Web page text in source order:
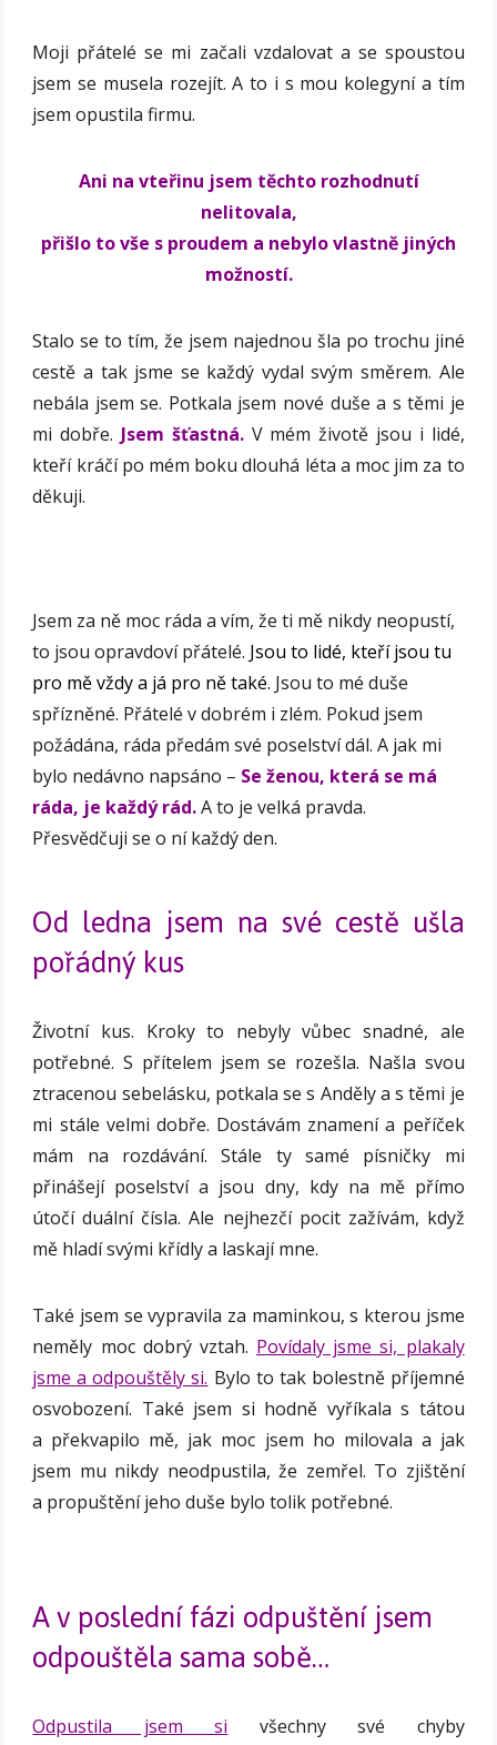
Moji přátelé se mi začali vzdalovat a se spoustou
jsem se musela rozejít. A to i s mou kolegyní a tím
jsem opustila firmu.
Ani na vteřinu jsem těchto rozhodnutí
nelitovala,
přišlo to vše s proudem a nebylo vlastně jiných
možností.
Stalo se to tím, že jsem najednou šla po trochu jiné
cestě a tak jsme se každý vydal svým směrem. Ale
nebála jsem se. Potkala jsem nové duše a s těmi je
mi dobře. Jsem šťastná. V mém životě jsou i lidé,
kteří kráčí po mém boku dlouhá léta a moc jim za to
děkuji.
Jsem za ně moc ráda a vím, že ti mě nikdy neopustí,
to jsou opravdoví přátelé. Jsou to lidé, kteří jsou tu
pro mě vždy a já pro ně také. Jsou to mé duše
spřízněné. Přátelé v dobrém i zlém. Pokud jsem
požádána, ráda předám své poselství dál. A jak mi
bylo nedávno napsáno – Se ženou, která se má
ráda, je každý rád.A to je velká pravda.
Přesvědčuji se o ní každý den.
Od ledna jsem na své cestě ušla
pořádný kus
Životní kus. Kroky to nebyly vůbec snadné, ale
potřebné. S přítelem jsem se rozešla. Našla svou
ztracenou sebelásku, potkala se s Anděly a s těmi je
mi stále velmi dobře. Dostávám znamení a peříček
mám na rozdávání. Stále ty samé písničky mi
přinášejí poselství a jsou dny, kdy na mě přímo
útočí duální čísla. Ale nejhezčí pocit zažívám, když
mě hladí svými křídly a laskají mne.
Také jsem se vypravila za maminkou, s kterou jsme
neměly moc dobrý vztah. Povídaly jsme si, plakaly
jsme a odpouštěly si. Bylo to tak bolestně příjemné
osvobození. Také jsem si hodně vyříkala s tátou
a překvapilo mě, jak moc jsem ho milovala a jak
jsem mu nikdy neodpustila, že zemřel. To zjištění
a propuštění jeho duše bylo tolik potřebné.
A v poslední fázi odpuštění jsem
odpouštěla sama sobě…
Odpustila jsem si všechny své chyby